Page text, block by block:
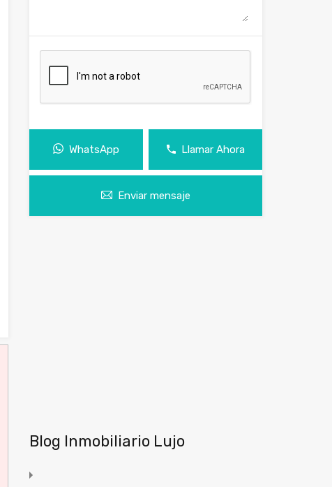
WhatsApp Llamar Ahora
Enviar mensaje
Blog Inmobiliario Lujo